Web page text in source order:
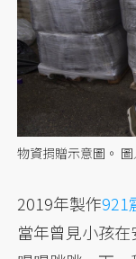
物資捐贈示意圖。
2019年製作921
當年曾見小孩